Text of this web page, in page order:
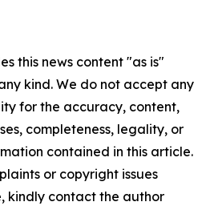
this news content "as is"
kind. We do not accept any
for the accuracy, content,
completeness, legality, or
contained in this article.
or copyright issues
kindly contact the author